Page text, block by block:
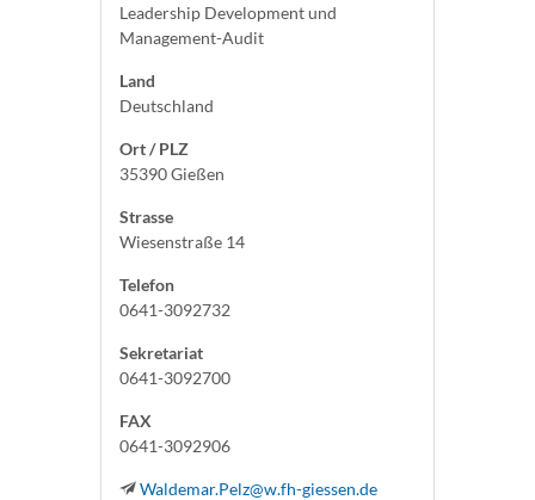
Leadership Development und
Management-Audit
Land
Deutschland
Ort / PLZ
35390 Gießen
Strasse
Wiesenstraße 14
Telefon
0641-3092732
Sekretariat
0641-3092700
FAX
0641-3092906
Waldemar.Pelz@w.fh-giessen.de